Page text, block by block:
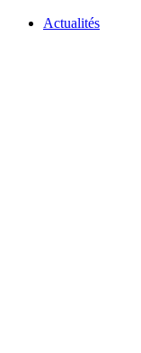
Actualités